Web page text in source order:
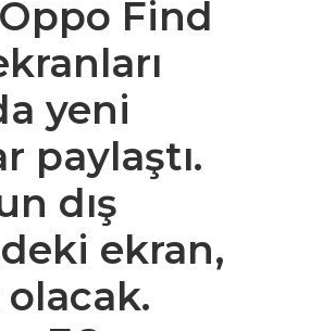
Find
yeni
paylaştı.
dış
ekran,